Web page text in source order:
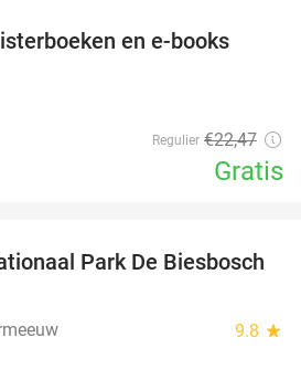
en e-books
Regulier €22,47
Gratis
21%
Park De Biesbosch
9.8 star